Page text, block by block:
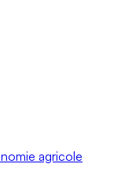
agricole